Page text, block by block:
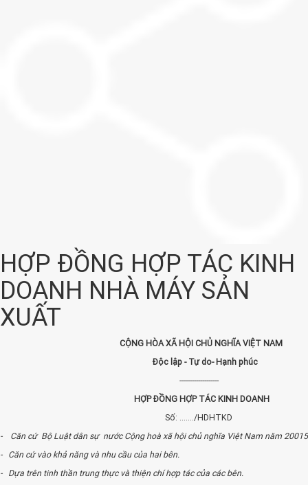
HỢP ĐỒNG HỢP TÁC KINH
DOANH NHÀ MÁY SẢN
XUẤT
CỘNG HÒA XÃ HỘI CHỦ NGHĨA VIỆT NAM
Độc lập - Tự do- Hạnh phúc
-------------------
HỢP ĐỒNG HỢP TÁC KINH DOANH
Số: ......./HDHTKD
- Căn cứ Bộ Luật dân sự nước Cộng hoà xã hội chủ nghĩa Việt Nam năm 20015
- Căn cứ vào khả năng và nhu cầu của hai bên.
- Dựa trên tinh thần trung thực và thiện chí hợp tác của các bên.